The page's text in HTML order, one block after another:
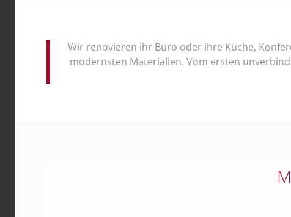
Wir renovieren ihr Büro oder ihre Küche,
modernsten Materialien. Vom ersten